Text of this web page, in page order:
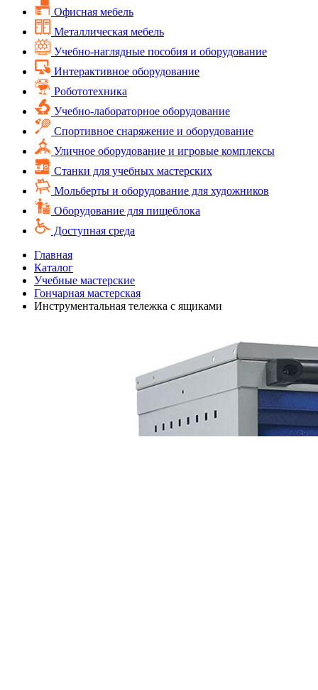
Офисная мебель
Металлическая мебель
Учебно-наглядные пособия и оборудование
Интерактивное оборудование
Робототехника
Учебно-лабораторное оборудование
Спортивное снаряжение и оборудование
Уличное оборудование и игровые комплексы
Cтанки для учебных мастерских
Мольберты и оборудование для художников
Оборудование для пищеблока
Доступная среда
Главная
Каталог
Учебные мастерские
Гончарная мастерская
Инструментальная тележка с ящиками